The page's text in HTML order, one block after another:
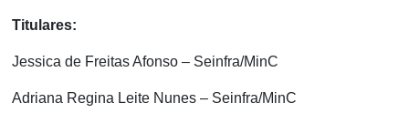
Titulares:
Jessica de Freitas Afonso – Seinfra/MinC
Adriana Regina Leite Nunes – Seinfra/MinC